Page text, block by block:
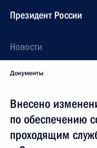
Президент России
Новости
Документы
Внесено
по обеспечению
проходящим